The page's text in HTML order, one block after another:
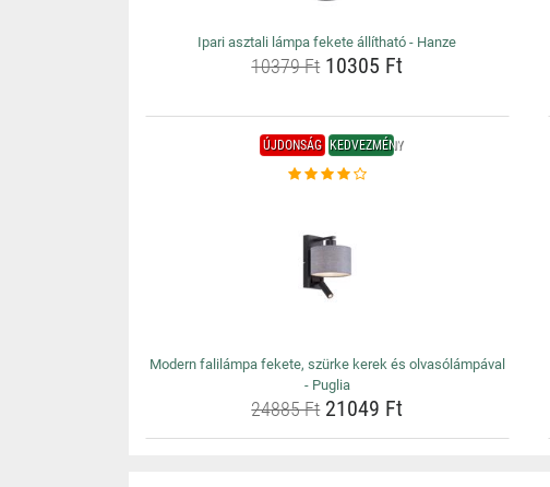
Ipari asztali lámpa fekete állítható - Hanze
10379 Ft10305 Ft
ÚJDONSÁG KEDVEZMÉNY
Modern falilámpa fekete, szürke kerek és olvasólámpával
- Puglia
24885 Ft21049 Ft